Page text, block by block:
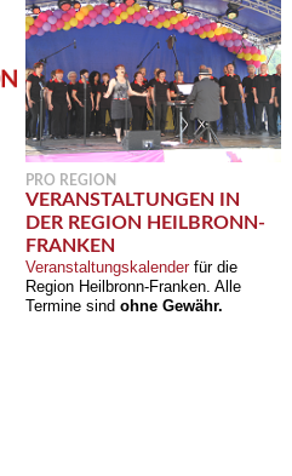
PRO REGION
VERANSTALTUNGEN IN
DER REGION HEILBRONN-
FRANKEN
Veranstaltungskalender für die
Region Heilbronn-Franken. Alle
Termine sind ohne Gewähr.